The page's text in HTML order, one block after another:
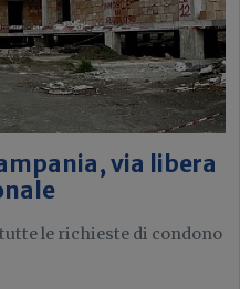
via libera
le richieste di condono